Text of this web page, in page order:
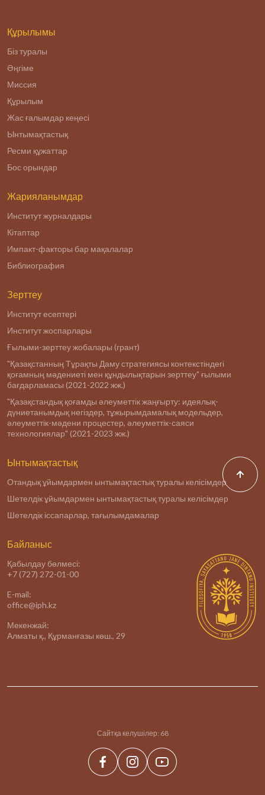
Құрылымы
Біз туралы
Әңгіме
Миссия
Құрылым
Жас ғалымдар кеңесі
Ынтымақтастық
Ресми құжаттар
Бос орындар
Жарияланымдар
Институт журналдары
Кітаптар
Импакт-факторы бар мақалалар
Библиография
Зерттеу
Институт есептері
Институт жоспарлары
Ғылыми-зерттеу жобалары (грант)
"Қазақстанның Тұрақты Даму стратегиясы контекстіндегі
қоғамның мәдениеті мен құндылықтарын зерттеу" ғылыми
бағдарламасы (2021-2022 жж.)
"Қазақстандық қоғамды әлеуметтік жаңғырту: идеялық-
дүниетанымдық негіздер, тұжырымдамалық модельдер,
әлеуметтік-мәдени процестер, әлеуметтік-саяси
технологиялар" (2021-2023 жж.)
Ынтымақтастық
Отандық ұйымдармен ынтымақтастық туралы келісімдер
Шетелдік ұйымдармен ынтымақтастық туралы келісімдер
Шетелдік іссапарлар, тағылымдамалар
Байланыс
Қабылдау бөлмесі:
+7 (727) 272-01-00
E-mail:
office@iph.kz
Мекенжай:
Алматы қ., Құрманғазы көш., 29
Сайтқа келушілер: 68